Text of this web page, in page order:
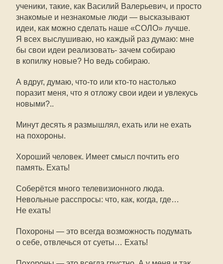
ученики, такие, как Василий Валерьевич, и просто
знакомые и незнакомые люди — высказывают
идеи, как можно сделать наше «СОЛО» лучше.
Я всех выслушиваю, но каждый раз думаю: мне
бы свои идеи реализовать- зачем собираю
в копилку новые? Но ведь собираю.
А вдруг, думаю, что-то или кто-то настолько
поразит меня, что я отложу свои идеи и увлекусь
новыми?..
Минут десять я размышлял, ехать или не ехать
на похороны.
Хороший человек. Имеет смысл почтить его
память. Ехать!
Соберётся много телевизионного люда.
Невольные расспросы: что, как, когда, где…
Не ехать!
Похороны — это всегда возможность подумать
о себе, отвлечься от суеты… Ехать!